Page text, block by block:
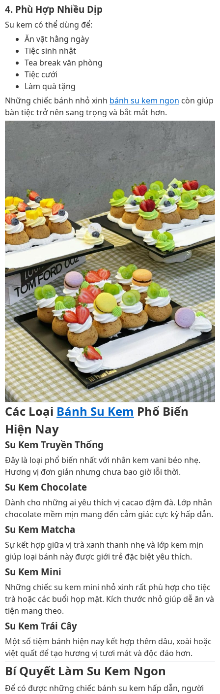
4. Phù Hợp Nhiều Dịp
Su kem có thể dùng để:
Ăn vặt hằng ngày
Tiệc sinh nhật
Tea break văn phòng
Tiệc cưới
Làm quà tặng
Những chiếc bánh nhỏ xinh bánh su kem ngon còn giúp
bàn tiệc trở nên sang trọng và bắt mắt hơn.
Các Loại Bánh Su Kem Phổ Biến
Hiện Nay
Su Kem Truyền Thống
Đây là loại phổ biến nhất với nhân kem vani béo nhẹ.
Hương vị đơn giản nhưng chưa bao giờ lỗi thời.
Su Kem Chocolate
Dành cho những ai yêu thích vị cacao đậm đà. Lớp nhân
chocolate mềm mịn mang đến cảm giác cực kỳ hấp dẫn.
Su Kem Matcha
Sự kết hợp giữa vị trà xanh thanh nhẹ và lớp kem mịn
giúp loại bánh này được giới trẻ đặc biệt yêu thích.
Su Kem Mini
Những chiếc su kem mini nhỏ xinh rất phù hợp cho tiệc
trà hoặc các buổi họp mặt. Kích thước nhỏ giúp dễ ăn và
tiện mang theo.
Su Kem Trái Cây
Một số tiệm bánh hiện nay kết hợp thêm dâu, xoài hoặc
việt quất để tạo hương vị tươi mát và độc đáo hơn.
Bí Quyết Làm Su Kem Ngon
Để có được những chiếc bánh su kem hấp dẫn, người